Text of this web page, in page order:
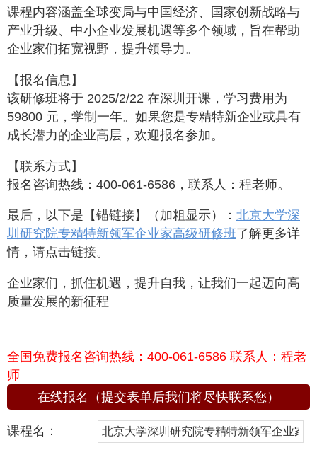
课程内容涵盖全球变局与中国经济、国家创新战略与
产业升级、中小企业发展机遇等多个领域，旨在帮助
企业家们拓宽视野，提升领导力。
【报名信息】
该研修班将于 2025/2/22 在深圳开课，学习费用为
59800 元，学制一年。如果您是专精特新企业或具有
成长潜力的企业高层，欢迎报名参加。
【联系方式】
报名咨询热线：400-061-6586，联系人：程老师。
最后，以下是【锚链接】（加粗显示）： 北京大学深
圳研究院专精特新领军企业家高级研修班了解更多详
情，请点击链接。
企业家们，抓住机遇，提升自我，让我们一起迈向高
质量发展的新征程
全国免费报名咨询热线：400-061-6586 联系人：程老
师
在线报名（提交表单后我们将尽快联系您）
课程名：